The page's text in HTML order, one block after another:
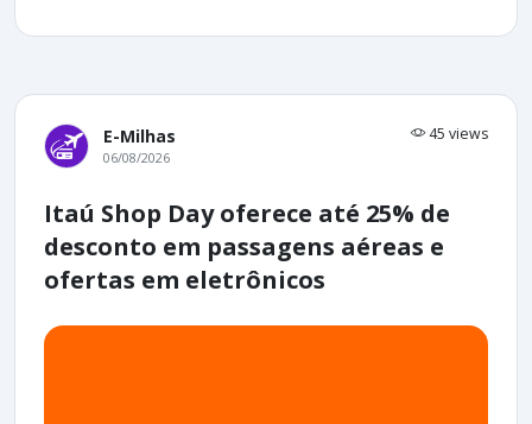
E-Milhas 45 views
06/08/2026
Itaú Shop Day oferece até 25% de
desconto em passagens aéreas e
ofertas em eletrônicos